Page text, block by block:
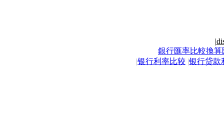
|
銀行匯率比較換算
|银行利率比较 |银行贷款